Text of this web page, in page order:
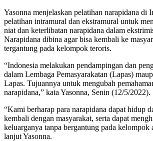
Yasonna menjelaskan pelatihan narapidana di
pelatihan intramural dan ekstramural untuk
niat dan keterlibatan narapidana dalam
Narapidana dibina agar bisa kembali ke
tergantung pada kelompok teroris.
“Indonesia melakukan pendampingan dan
dalam Lembaga Pemasyarakatan (Lapas)
Lapas. Tujuannya untuk mengubah
narapidana,” kata Yasonna, Senin (12/5/2022).
“Kami berharap para narapidana dapat hidup
kembali dengan masyarakat, serta dapat
keluarganya tanpa bergantung pada kelompok
lanjut Yasonna.